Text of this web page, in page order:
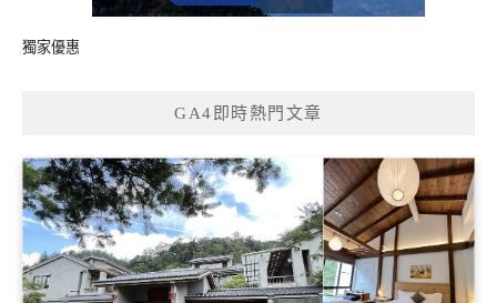
獨家優惠
GA4即時熱門文章